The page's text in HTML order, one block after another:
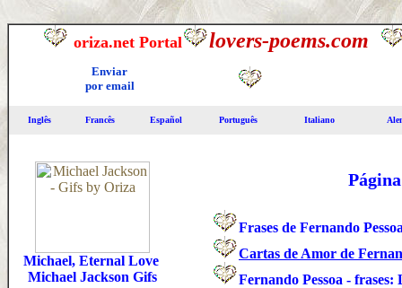
oriza.net Portal lovers-poems.com
Enviar
por email
Inglês Francês Español Português Italiano
Michael, Eternal Love
Michael Jackson Gifs
Frases de Fernando
Cartas de Amor de
Fernando Pessoa - frases: